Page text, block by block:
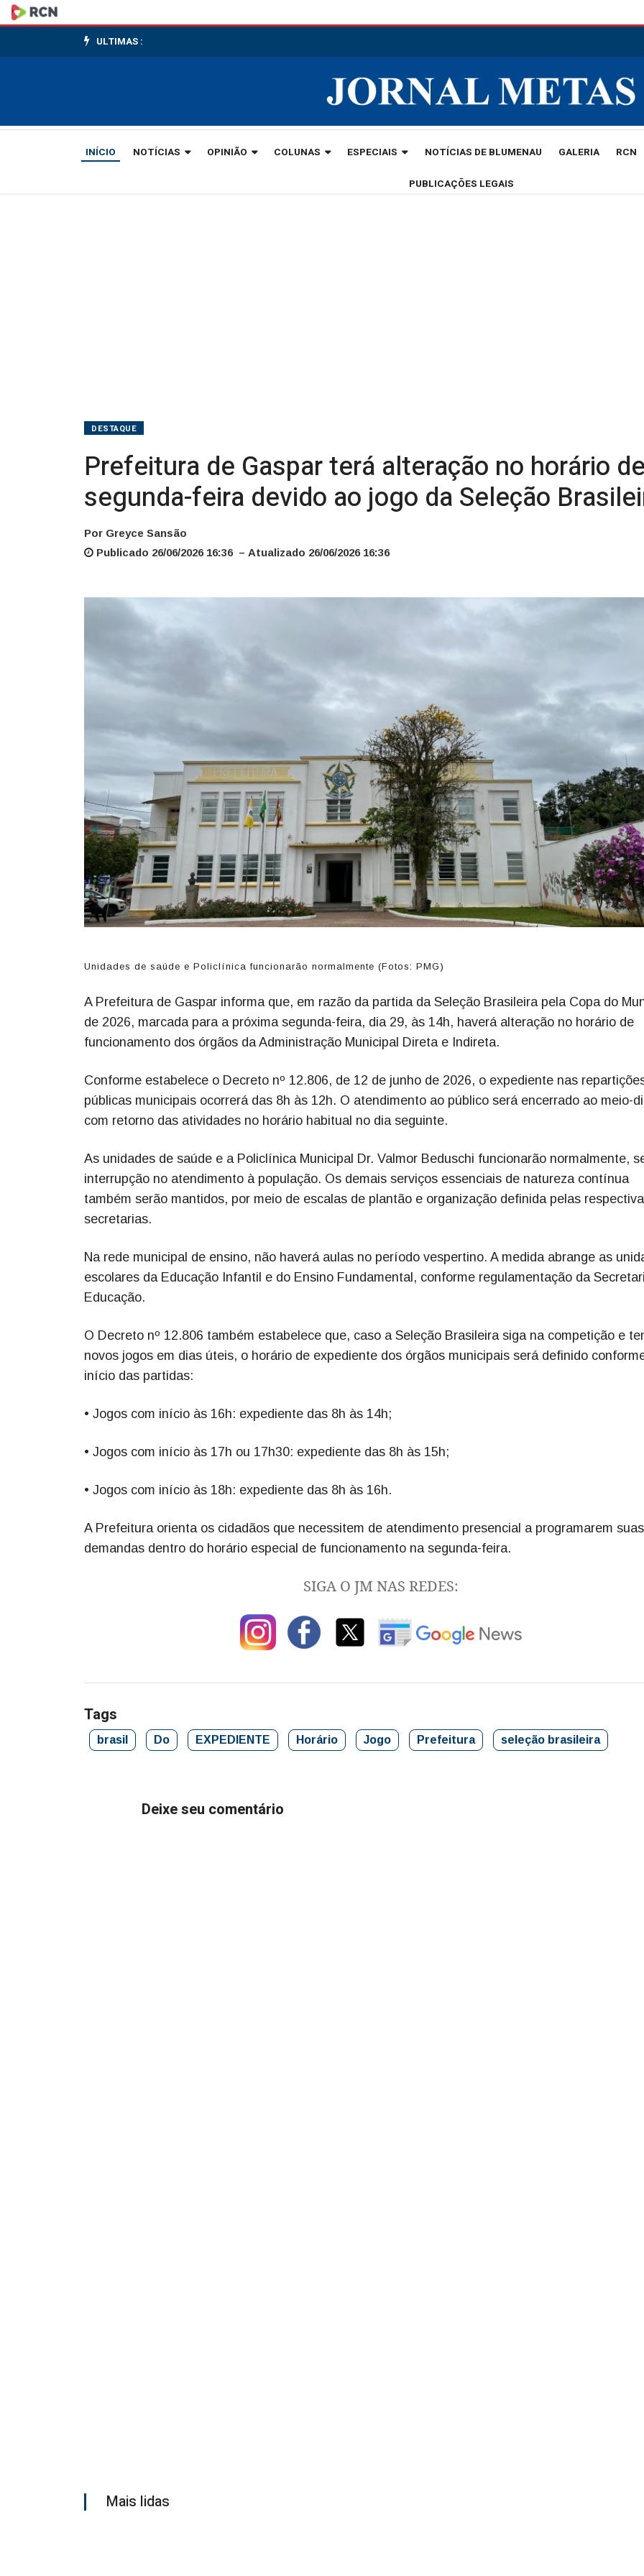
Prefeitura
de
alteração
Seleção
Brasileira
ULTIMAS :
INÍCIO NOTÍCIAS OPINIÃO COLUNAS ESPECIAIS NOTÍCIAS DE BLUMENAU GALERIA RCN
PUBLICAÇÕES LEGAIS
DESTAQUE
Prefeitura de Gaspar terá alteração no horário
segunda-feira devido ao jogo da Seleção
Por Greyce Sansão
Publicado 26/06/2026 16:36 – Atualizado 26/06/2026 16:36
Unidades de saúde e Policlínica funcionarão normalmente (Fotos: PMG)
A Prefeitura de Gaspar informa que, em razão da partida da Seleção Brasileira pela Copa do
de 2026, marcada para a próxima segunda-feira, dia 29, às 14h, haverá alteração no horário de
funcionamento dos órgãos da Administração Municipal Direta e Indireta.
Conforme estabelece o Decreto nº 12.806, de 12 de junho de 2026, o expediente nas
públicas municipais ocorrerá das 8h às 12h. O atendimento ao público será encerrado ao meio-
com retorno das atividades no horário habitual no dia seguinte.
As unidades de saúde e a Policlínica Municipal Dr. Valmor Beduschi funcionarão normalmente,
interrupção no atendimento à população. Os demais serviços essenciais de natureza contínua
também serão mantidos, por meio de escalas de plantão e organização definida pelas
secretarias.
Na rede municipal de ensino, não haverá aulas no período vespertino. A medida abrange as
escolares da Educação Infantil e do Ensino Fundamental, conforme regulamentação da
Educação.
O Decreto nº 12.806 também estabelece que, caso a Seleção Brasileira siga na competição e
novos jogos em dias úteis, o horário de expediente dos órgãos municipais será definido
início das partidas:
• Jogos com início às 16h: expediente das 8h às 14h;
• Jogos com início às 17h ou 17h30: expediente das 8h às 15h;
• Jogos com início às 18h: expediente das 8h às 16h.
A Prefeitura orienta os cidadãos que necessitem de atendimento presencial a programarem suas
demandas dentro do horário especial de funcionamento na segunda-feira.
SIGA O JM NAS REDES:
Tags
brasil Do EXPEDIENTE Horário Jogo Prefeitura seleção brasileira
Deixe seu comentário
Mais lidas